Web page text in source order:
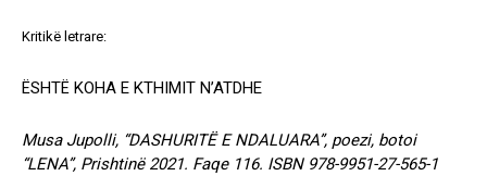
Kritikë letrare:
ËSHTË KOHA E KTHIMIT N’ATDHE
Musa Jupolli, “DASHURITË E NDALUARA”, poezi, botoi
“LENA”, Prishtinë 2021. Faqe 116. ISBN 978-9951-27-565-1